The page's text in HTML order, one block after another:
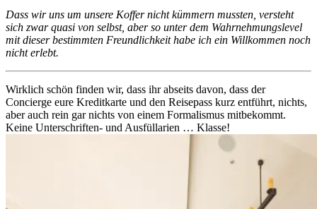
Dass wir uns um unsere Koffer nicht kümmern mussten, versteht
sich zwar quasi von selbst, aber so unter dem Wahrnehmungslevel
mit dieser bestimmten Freundlichkeit habe ich ein Willkommen noch
nicht erlebt.
Wirklich schön finden wir, dass ihr abseits davon, dass der
Concierge eure Kreditkarte und den Reisepass kurz entführt, nichts,
aber auch rein gar nichts von einem Formalismus mitbekommt.
Keine Unterschriften- und Ausfüllarien … Klasse!